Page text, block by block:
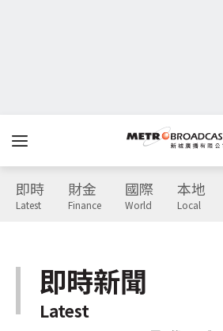
即時
Latest
財金
Finance
國際
World
本地
Local
即時新聞
Latest